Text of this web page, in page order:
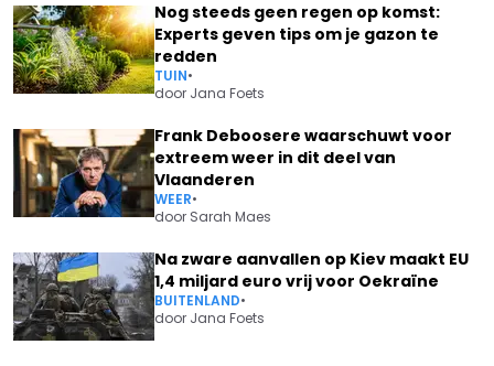
Nog steeds geen regen op komst:
Experts geven tips om je gazon te
redden
TUIN•
door Jana Foets
Frank Deboosere waarschuwt voor
extreem weer in dit deel van
Vlaanderen
WEER•
door Sarah Maes
Na zware aanvallen op Kiev maakt EU
1,4 miljard euro vrij voor Oekraïne
BUITENLAND•
door Jana Foets